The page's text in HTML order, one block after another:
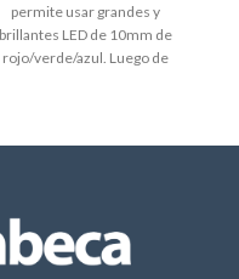
permite usar grandes y
brillantes LED de 10mm de
rojo/verde/azul. Luego de